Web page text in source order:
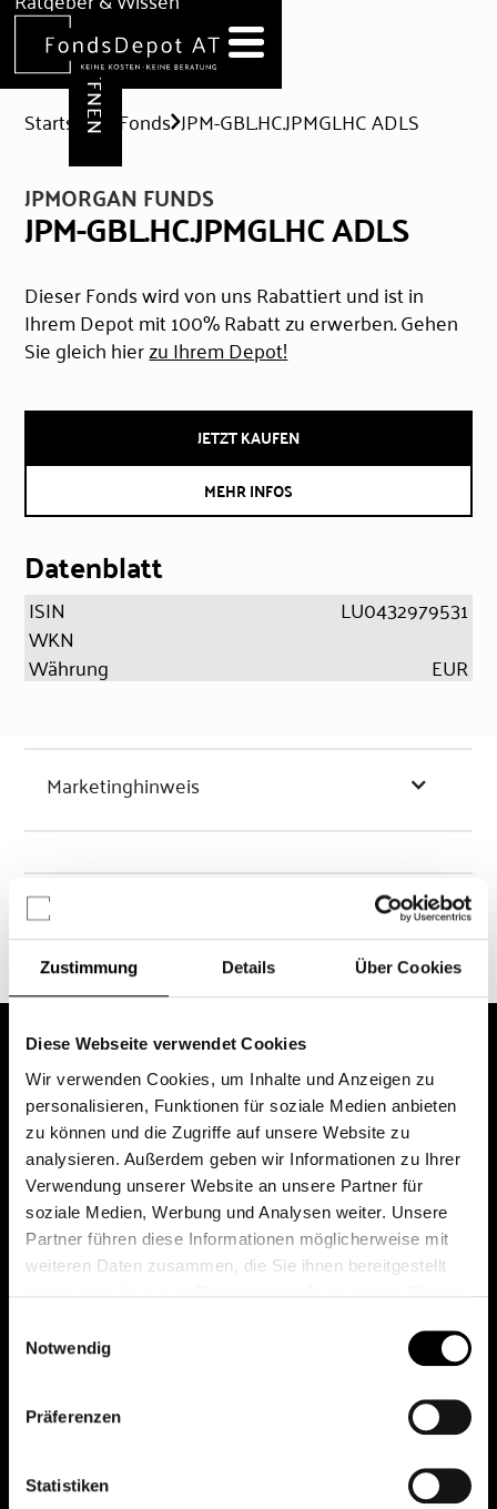
Zustimmung Details Über Cookies
Diese Webseite verwendet Cookies
Wir verwenden Cookies, um Inhalte und Anzeigen zu
personalisieren, Funktionen für soziale Medien anbieten
zu können und die Zugriffe auf unsere Website zu
analysieren. Außerdem geben wir Informationen zu Ihrer
Verwendung unserer Website an unsere Partner für
soziale Medien, Werbung und Analysen weiter. Unsere
Partner führen diese Informationen möglicherweise mit
weiteren Daten zusammen, die Sie ihnen bereitgestellt
Notwendig
Präferenzen
Statistiken
Hilfe & Formulare
DEPOT ERÖFFNEN
Startseite Fonds JPM-GBL.HC.JPMGLHC ADLS
JPMORGAN FUNDS
JPM-GBL.HC.JPMGLHC ADLS
Dieser Fonds wird von uns Rabattiert und ist in
Ihrem Depot mit 100% Rabatt zu erwerben. Gehen
Sie gleich hierzu Ihrem Depot!
JETZT KAUFEN
MEHR INFOS
Datenblatt
ISIN
LU0432979531
WKN
Währung
EUR
Marketinghinweis
Chancen & Risiken
Das erste Depot in Österreich mit 0€ Kontoführung,
0€ Ausgabeaufschlag und 0€ Depotgebühren bei
knapp 2000 Fonds und 0€ Orderspesen.
All rights reserved.